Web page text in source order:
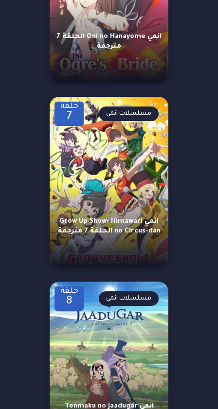
انمي Oni no Hanayome الحلقة 7
مترجمة
حلقة
7
انمي Grow Up Show: Himawari
no Circus-dan الحلقة 7 مترجمة
مسلسلات انمي
حلقة
8
انمي Tenmaku no Jaadugar
مسلسلات انمي